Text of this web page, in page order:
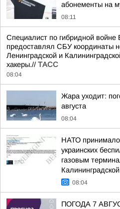
абонементы на
08:11
Специалист по гибридной войне
предоставлял СБУ координаты
Ленинградской и
хакеры.// ТАСС
08:04
Жара уходит:
августа
08:04
НАТО принимало
украинских
газовым
08:04
ПОГОДА 7